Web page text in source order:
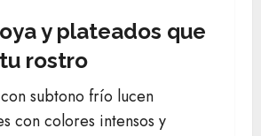
y plateados que
rostro
subtono frío lucen
con colores intensos y